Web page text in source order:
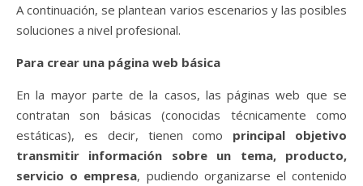
A continuación, se plantean varios escenarios y las posibles
soluciones a nivel profesional.
Para crear una página web básica
En la mayor parte de la casos, las páginas web que se
contratan son básicas (conocidas técnicamente como
estáticas), es decir, tienen como principal objetivo
transmitir información sobre un tema, producto,
servicio o empresa, pudiendo organizarse el contenido